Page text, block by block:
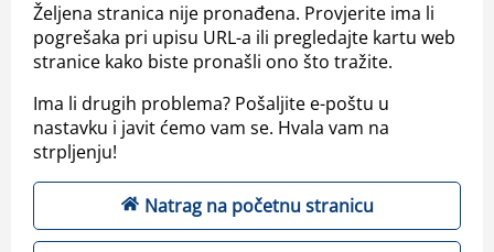
Željena stranica nije pronađena. Provjerite ima li
pogrešaka pri upisu URL-a ili pregledajte kartu web
stranice kako biste pronašli ono što tražite.
Ima li drugih problema? Pošaljite e-poštu u
nastavku i javit ćemo vam se. Hvala vam na
strpljenju!
Natrag na početnu stranicu